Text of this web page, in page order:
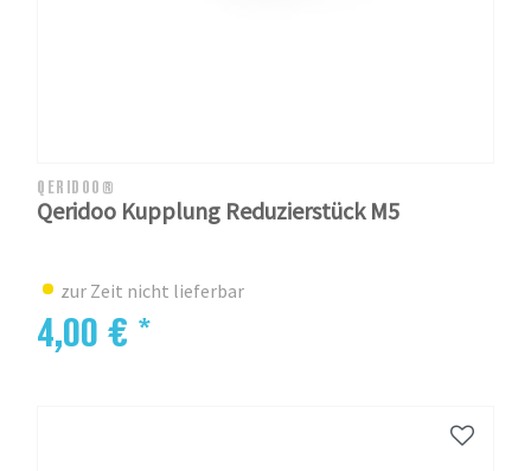
QERIDOO®
Qeridoo Kupplung Reduzierstück M5
zur Zeit nicht lieferbar
4,00 € *